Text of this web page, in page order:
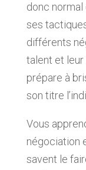
donc normal
ses
différents
talent et leur
prépare à
son titre
Vous
négociation
savent le